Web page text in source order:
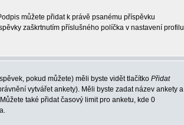
můžete přidat k právě psanému příspěvku
zaškrtnutím příslušného políčka v nastavení profilu
pokud můžete) měli byste vidět tlačítko Přidat
vytvářet ankety). Měli byste zadat název ankety a
také přidat časový limit pro anketu, kde 0